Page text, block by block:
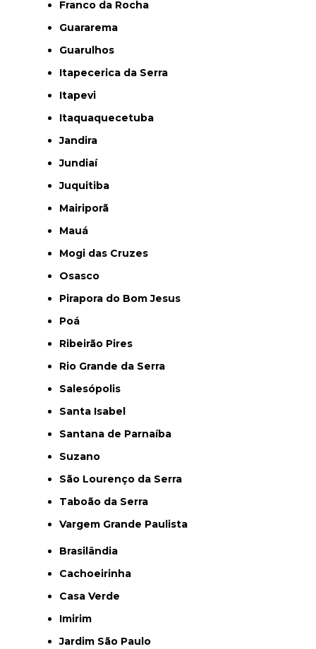
Franco da Rocha
Guararema
Guarulhos
Itapecerica da Serra
Itapevi
Itaquaquecetuba
Jandira
Jundiaí
Juquitiba
Mairiporã
Mauá
Mogi das Cruzes
Osasco
Pirapora do Bom Jesus
Poá
Ribeirão Pires
Rio Grande da Serra
Salesópolis
Santa Isabel
Santana de Parnaíba
Suzano
São Lourenço da Serra
Taboão da Serra
Vargem Grande Paulista
Brasilândia
Cachoeirinha
Casa Verde
Imirim
Jardim São Paulo